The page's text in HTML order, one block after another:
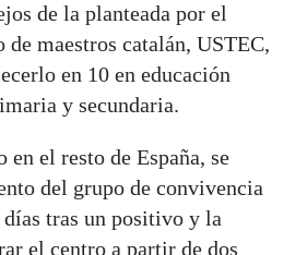
de la planteada por el
maestros catalán, USTEC,
en 10 en educación
y secundaria.
en el resto de España, se
del grupo de convivencia
tras un positivo y la
el centro a partir de dos